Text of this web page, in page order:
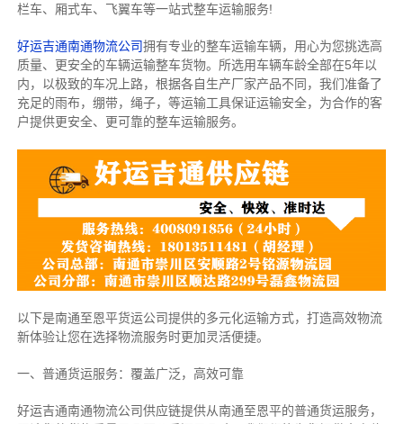
栏车、厢式车、飞翼车等一站式整车运输服务!
好运吉通南通物流公司拥有专业的整车运输车辆，用心为您挑选高
质量、更安全的车辆运输整车货物。所选用车辆车龄全部在5年以
内，以极致的车况上路，根据各自生产厂家产品不同，我们准备了
充足的雨布，绷带，绳子，等运输工具保证运输安全，为合作的客
户提供更安全、更可靠的整车运输服务。
以下是南通至恩平货运公司提供的多元化运输方式，打造高效物流
新体验让您在选择物流服务时更加灵活便捷。
一、普通货运服务：覆盖广泛，高效可靠
好运吉通南通物流公司供应链提供从南通至恩平的普通货运服务，